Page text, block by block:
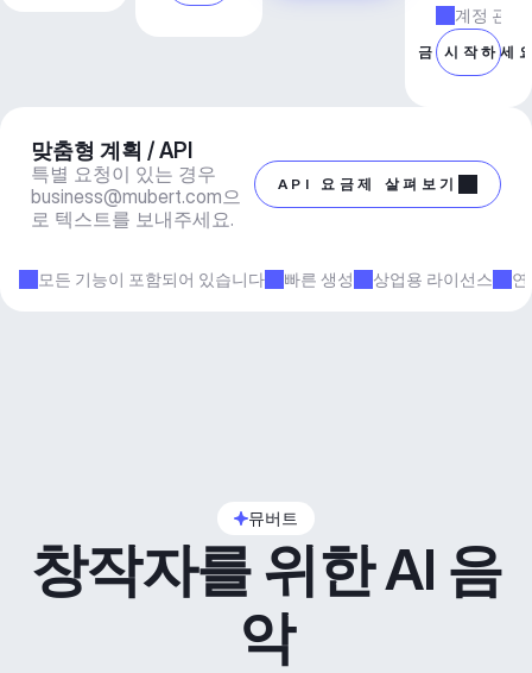
계정 관리
지금 시작하세
맞춤형 계획 / API
business@mubert.com으
로 텍스트를 보내주세요.
API 요금제 살펴보기
모든 기능이 포함되어 있습니다 빠른 생성 상업용 라이선스
뮤버트
창작자를 위한 AI 음
악